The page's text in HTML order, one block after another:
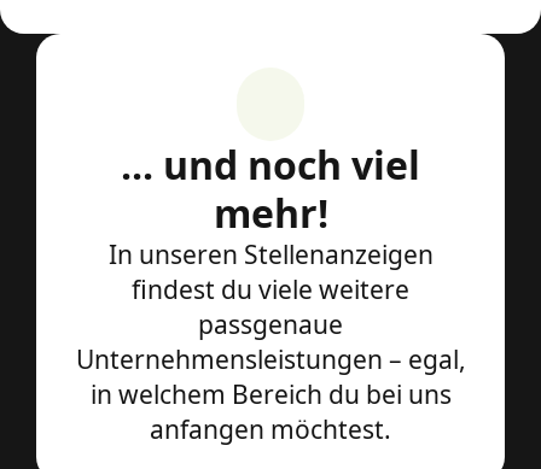
... und noch viel
mehr!
In unseren Stellenanzeigen
findest du viele weitere
passgenaue
Unternehmensleistungen – egal,
in welchem Bereich du bei uns
anfangen möchtest.